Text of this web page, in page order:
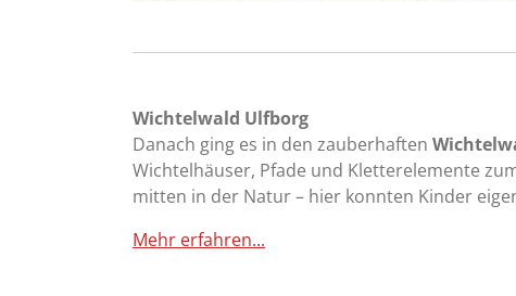
Wichtelwald Ulfborg
Danach ging es in den zauberhaften
Wichtelhäuser, Pfade und Kletterelemente
mitten in der Natur – hier konnten Kinder
Mehr erfahren...